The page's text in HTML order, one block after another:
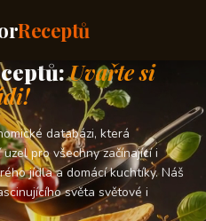
Receptů
Uvařte si
databázi, která
pro všechny začínající i
jídla a domácí kuchtíky. Náš
světa světové i